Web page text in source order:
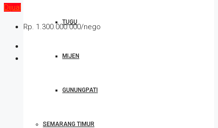
TUGU
MIJEN
GUNUNGPATI
SEMARANG TIMUR
Dijual
Rp. 1.300.000.000/nego